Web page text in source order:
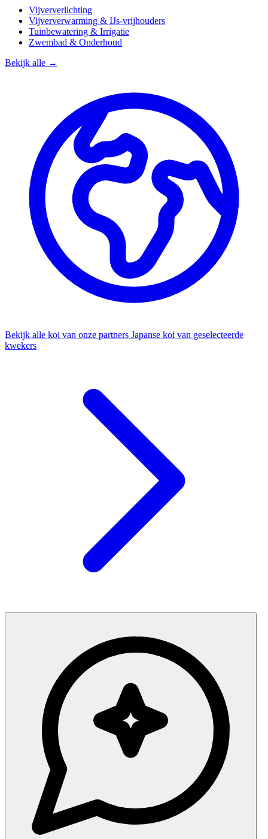
Vijververlichting
Vijververwarming & IJs-vrijhouders
Tuinbewatering & Irrigatie
Zwembad & Onderhoud
Bekijk alle →
Bekijk alle koi van onze partners Japanse koi van geselecteerde
kwekers